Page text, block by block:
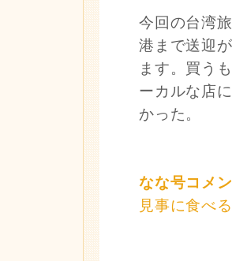
今回の台湾
港まで送迎
ます。買う
ーカルな店
かった。
なな号コ
見事に食べ